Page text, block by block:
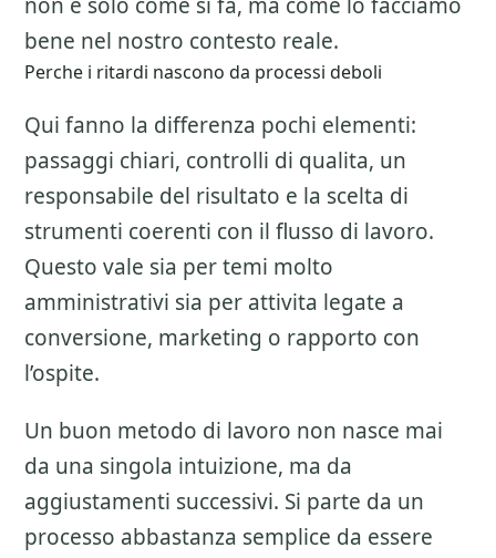
bene nel nostro contesto reale.
Perche i ritardi nascono da processi deboli
Qui fanno la differenza pochi elementi:
passaggi chiari, controlli di qualita, un
responsabile del risultato e la scelta di
strumenti coerenti con il flusso di lavoro.
Questo vale sia per temi molto
amministrativi sia per attivita legate a
conversione, marketing o rapporto con
l’ospite.
Un buon metodo di lavoro non nasce mai
da una singola intuizione, ma da
aggiustamenti successivi. Si parte da un
processo abbastanza semplice da essere